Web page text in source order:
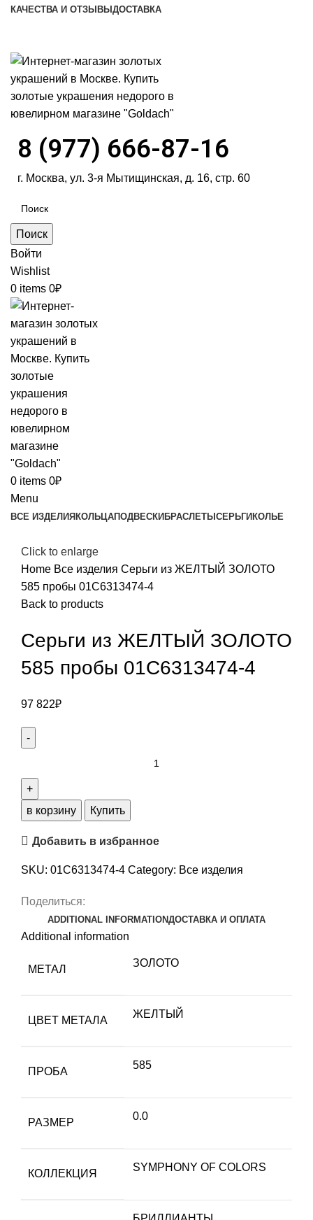
КАЧЕСТВА И ОТЗЫВЫ ДОСТАВКА
8 (977) 666-87-16
г. Москва, ул. 3-я Мытищинская, д. 16, стр. 60
Поиск
Войти
Wishlist
0 items 0₽
0 items 0₽
Menu
ВСЕ ИЗДЕЛИЯ КОЛЬЦАПОДВЕСКИ БРАСЛЕТЫ СЕРЬГИ КОЛЬЕ
Click to enlarge
Home Все изделия Серьги из ЖЕЛТЫЙ ЗОЛОТО
585 пробы 01С6313474-4
Back to products
Серьги из ЖЕЛТЫЙ ЗОЛОТО
585 пробы 01С6313474-4
97 822₽
в корзину Купить
Добавить в избранное
SKU: 01С6313474-4 Category: Все изделия
Поделиться:
ADDITIONAL INFORMATIONДОСТАВКА И ОПЛАТА
Additional information
МЕТАЛ
ЗОЛОТО
ЦВЕТ МЕТАЛА
ЖЕЛТЫЙ
ПРОБА
585
РАЗМЕР
0.0
КОЛЛЕКЦИЯ
SYMPHONY OF COLORS